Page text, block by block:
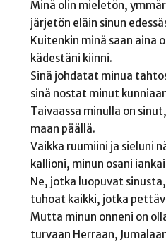
Minä olin mieletön,
järjetön eläin sinun
Kuitenkin minä saan aina
kädestäni kiinni.
Sinä johdatat minua
sinä nostat minut
Taivaassa minulla on
maan päällä.
Vaikka ruumiini ja sieluni
kallioni, minun osani
Ne, jotka luopuvat
tuhoat kaikki, jotka
Mutta minun onneni on
turvaan Herraan,